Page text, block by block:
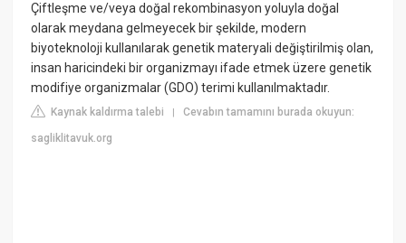
Çiftleşme ve/veya doğal rekombinasyon yoluyla doğal
olarak meydana gelmeyecek bir şekilde, modern
biyoteknoloji kullanılarak genetik materyali değiştirilmiş olan,
insan haricindeki bir organizmayı ifade etmek üzere genetik
modifiye organizmalar (GDO) terimi kullanılmaktadır.
Kaynak kaldırma talebi |Cevabın tamamını burada okuyun:
sagliklitavuk.org